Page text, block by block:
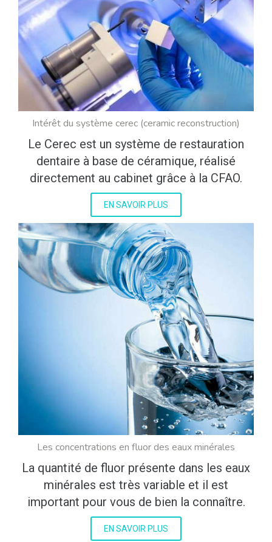
Intérêt du système cerec (ceramic reconstruction)
Le Cerec est un système de restauration
dentaire à base de céramique, réalisé
directement au cabinet grâce à la CFAO.
EN SAVOIR PLUS
Les concentrations en fluor des eaux minérales
La quantité de fluor présente dans les eaux
minérales est très variable et il est
important pour vous de bien la connaître.
EN SAVOIR PLUS